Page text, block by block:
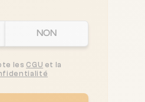
NON
les CGU et la